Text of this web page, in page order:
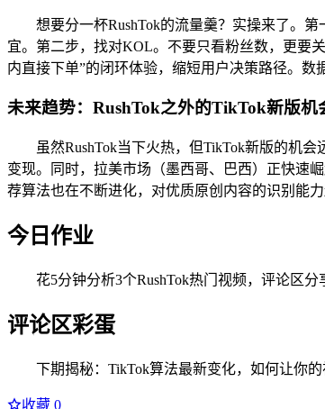
想要分一杯RushTok的流量羹？实操来了。
宜。第二步，找对KOL。不要只看粉丝数，更要
内直接下单”的闭环体验，缩短用户决策路径。数
未来趋势：RushTok之外的TikTok新版机
虽然RushTok当下火热，但TikTok新版的机
变现。同时，拉美市场（墨西哥、巴西）正快速
荐算法也在不断进化，对优质原创内容的识别能
今日作业
花5分钟分析3个RushTok热门视频，评论区
评论区彩蛋
下期揭秘：TikTok算法最新变化，如何让你的
收藏 0